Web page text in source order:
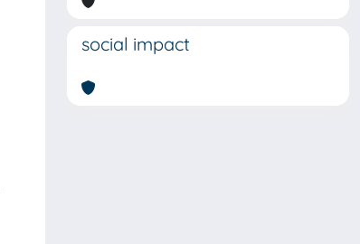
social impact